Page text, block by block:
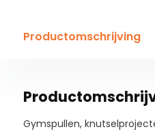
Productomschrijving
Gymspullen,